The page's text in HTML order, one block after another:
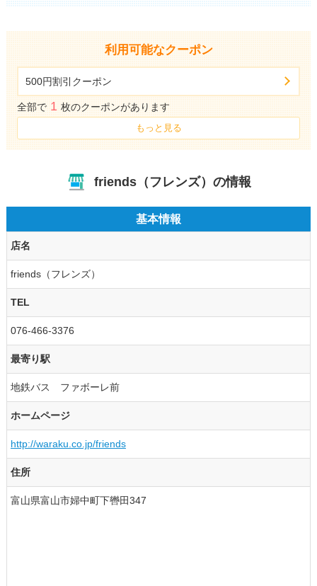
利用可能なクーポン
500円割引クーポン
全部で1 枚のクーポンがあります
もっと見る
friends（フレンズ）の情報
基本情報
店名
friends（フレンズ）
TEL
076-466-3376
最寄り駅
地鉄バス ファボーレ前
ホームページ
http://waraku.co.jp/friends
住所
富山県富山市婦中町下轡田347